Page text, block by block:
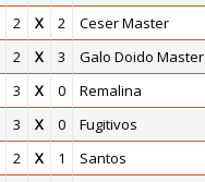
2 X 2 Ceser Master
2 X 3 Galo Doido Master
3 X 0 Remalina
3 X 0 Fugitivos
2 X 1 Santos